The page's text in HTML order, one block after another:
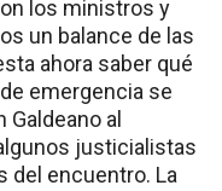
los ministros y
un balance de las
ahora saber qué
emergencia se
Galdeano al
justicialistas
del encuentro. La